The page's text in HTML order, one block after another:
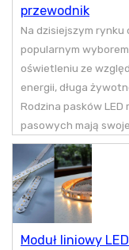
przewodnik
Na dzisiejszym rynku
popularnym
oświetleniu ze
energii, długa
Rodzina pasków LED
pasowych mają
Moduł liniowy